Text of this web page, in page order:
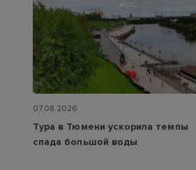
07.08.2026
Тура в Тюмени ускорила темпы
спада большой воды